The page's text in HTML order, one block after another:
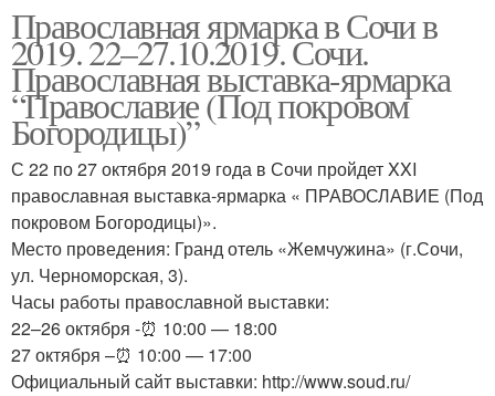
Православная ярмарка в Сочи в
2019. 22–27.10.2019. Сочи.
Православная выставка-ярмарка
“Православие (Под покровом
Богородицы)”
С 22 по 27 октября 2019 года в Сочи пройдет XXI
православная выставка-ярмарка « ПРАВОСЛАВИЕ (Под
покровом Богородицы)».
Место проведения: Гранд отель «Жемчужина» (г.Сочи,
ул. Черноморская, 3).
Часы работы православной выставки:
22–26 октября -⏰ 10:00 — 18:00
27 октября –⏰ 10:00 — 17:00
Официальный сайт выставки: http://www.soud.ru/